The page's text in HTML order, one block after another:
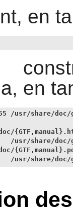
en
en
/usr/share/doc/
/usr/share/
/usr/share/